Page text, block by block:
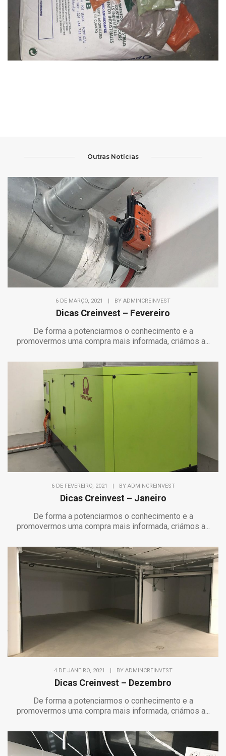
Outras Notícias
6 DE MARÇO, 2021 BY ADMINCREINVEST
Dicas Creinvest – Fevereiro
De forma a potenciarmos o conhecimento e a
promovermos uma compra mais informada, criámos a...
6 DE FEVEREIRO, 2021 | BY ADMINCREINVEST
Dicas Creinvest – Janeiro
De forma a potenciarmos o conhecimento e a
promovermos uma compra mais informada, criámos a...
4 DE JANEIRO, 2021 | BY ADMINCREINVEST
Dicas Creinvest – Dezembro
De forma a potenciarmos o conhecimento e a
promovermos uma compra mais informada, criámos a...